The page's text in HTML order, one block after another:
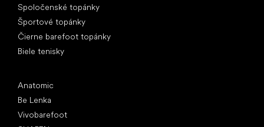
Spoločenské topánky
Športové topánky
Čierne barefoot topánky
Biele tenisky
Anatomic
Be Lenka
Vivobarefoot